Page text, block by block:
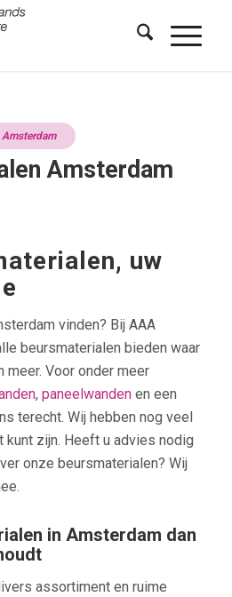
Amsterdam
uw
vinden? Bij AAA
beursmaterialen bieden waar
meer. Voor onder meer
, paneelwandenen een
terecht. Wij hebben nog veel
kunt zijn. Heeft u advies nodig
onze beursmaterialen? Wij
in Amsterdam dan
assortiment en ruime